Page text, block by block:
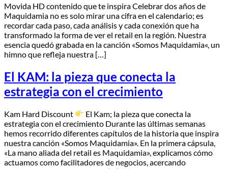
Movida HD contenido que te inspira Celebrar dos años de
Maquidamia no es solo mirar una cifra en el calendario; es
recordar cada paso, cada análisis y cada conexión que ha
transformado la forma de ver el retail en la región. Nuestra
esencia quedó grabada en la canción «Somos Maquidamia«, un
himno que refleja nuestra […]
El KAM: la pieza que conecta la
estrategia con el crecimiento
Kam Hard Discount
​El Kam; la pieza que conecta la
estrategia con el crecimiento Durante las últimas semanas
hemos recorrido diferentes capítulos de la historia que inspira
nuestra canción «Somos Maquidamia». En la primera cápsula,
«La mano aliada del retail es Maquidamia», explicamos cómo
actuamos como facilitadores de negocios, acercando